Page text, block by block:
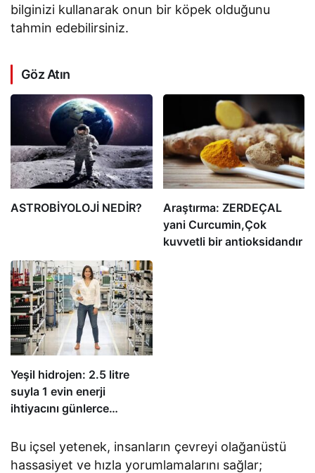
bilginizi kullanarak onun bir köpek olduğunu
tahmin edebilirsiniz.
Göz Atın
ASTROBİYOLOJİ NEDİR?
Araştırma: ZERDEÇAL
yani Curcumin,Çok
kuvvetli bir antioksidandır
Yeşil hidrojen: 2.5 litre
suyla 1 evin enerji
ihtiyacını günlerce
Bu içsel yetenek, insanların çevreyi olağanüstü
hassasiyet ve hızla yorumlamalarını sağlar;